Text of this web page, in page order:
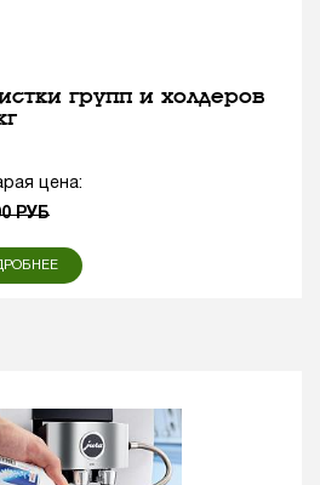
групп и холдеров
цена:
РУБ